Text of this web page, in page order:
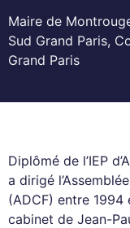
Maire de
Sud Grand Paris,
Grand Paris
Diplômé de l’IEP
a dirigé
(ADCF) entre
cabinet de Jean-